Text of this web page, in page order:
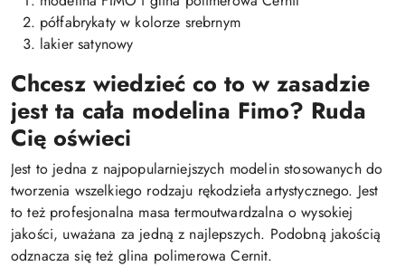
półfabrykaty w kolorze srebrnym
lakier satynowy
Chcesz wiedzieć co to w zasadzie
jest ta cała modelina Fimo? Ruda
Cię oświeci
Jest to jedna z najpopularniejszych modelin stosowanych do
tworzenia wszelkiego rodzaju rękodzieła artystycznego. Jest
to też profesjonalna masa termoutwardzalna o wysokiej
jakości, uważana za jedną z najlepszych. Podobną jakością
odznacza się też glina polimerowa Cernit.